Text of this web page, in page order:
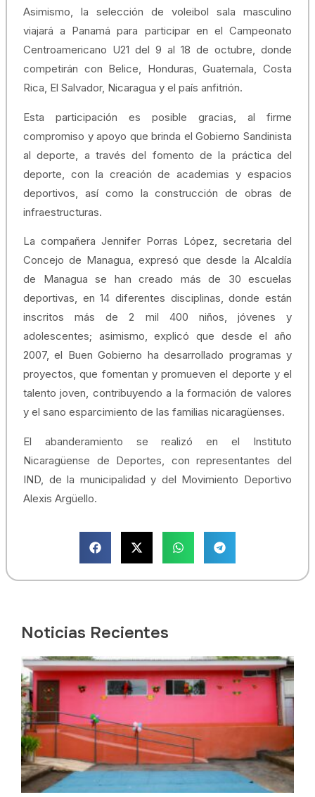
Asimismo, la selección de voleibol sala masculino
viajará a Panamá para participar en el Campeonato
Centroamericano U21 del 9 al 18 de octubre, donde
competirán con Belice, Honduras, Guatemala, Costa
Rica, El Salvador, Nicaragua y el país anfitrión.
Esta participación es posible gracias, al firme
compromiso y apoyo que brinda el Gobierno Sandinista
al deporte, a través del fomento de la práctica del
deporte, con la creación de academias y espacios
deportivos, así como la construcción de obras de
infraestructuras.
La compañera Jennifer Porras López, secretaria del
Concejo de Managua, expresó que desde la Alcaldía
de Managua se han creado más de 30 escuelas
deportivas, en 14 diferentes disciplinas, donde están
inscritos más de 2 mil 400 niños, jóvenes y
adolescentes; asimismo, explicó que desde el año
2007, el Buen Gobierno ha desarrollado programas y
proyectos, que fomentan y promueven el deporte y el
talento joven, contribuyendo a la formación de valores
y el sano esparcimiento de las familias nicaragüenses.
El abanderamiento se realizó en el Instituto
Nicaragüense de Deportes, con representantes del
IND, de la municipalidad y del Movimiento Deportivo
Alexis Argüello.
Noticias Recientes